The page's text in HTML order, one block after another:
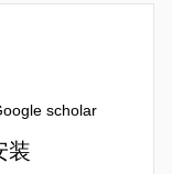
scholar
装